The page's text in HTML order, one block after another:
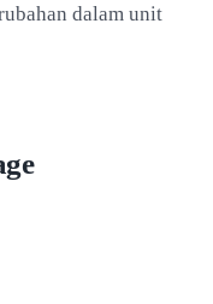
dalam unit